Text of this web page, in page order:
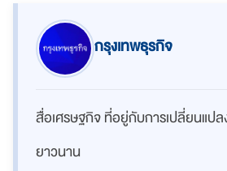
กรุงเทพธุรกิจ
สื่อเศรษฐกิจ ที่อยู่กับการเปลี่ยนแปล
ยาวนาน